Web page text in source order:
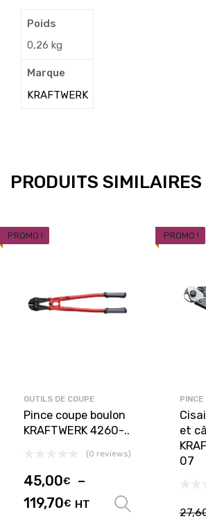
Poids
0,26 kg
Marque
KRAFTWERK
PRODUITS SIMILAIRES
PROMO !
OUTILS DE COUPE
Pince coupe boulon
KRAFTWERK 4260-..
(0 reviews)
45,00€
–
119,70€ HT Choix
PROMO !
PINCE
et
07